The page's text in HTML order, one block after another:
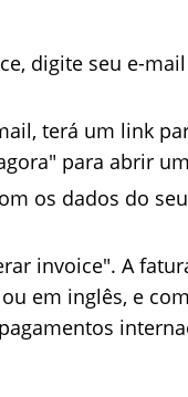
digite seu e-
terá um link
para abrir
os dados do
invoice". A
em inglês, e